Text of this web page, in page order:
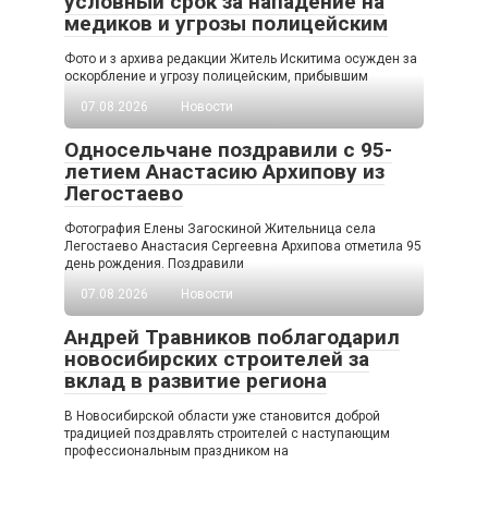
медиков и угрозы полицейским
Фото и з архива редакции Житель Искитима осужден за
оскорбление и угрозу полицейским, прибывшим
07.08.2026
Новости
Односельчане поздравили с 95-
летием Анастасию Архипову из
Легостаево
Фотография Елены Загоскиной Жительница села
Легостаево Анастасия Сергеевна Архипова отметила 95
день рождения. Поздравили
07.08.2026
Новости
Андрей Травников поблагодарил
новосибирских строителей за
вклад в развитие региона
В Новосибирской области уже становится доброй
традицией поздравлять строителей с наступающим
профессиональным праздником на